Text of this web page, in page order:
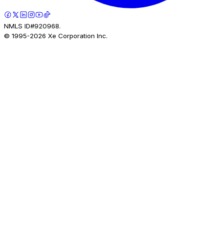
NMLS ID#920968.
© 1995-2026 Xe Corporation Inc.